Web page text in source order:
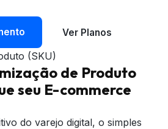
Ver Planos
de Produto
seu E-commerce
do varejo digital, o simples